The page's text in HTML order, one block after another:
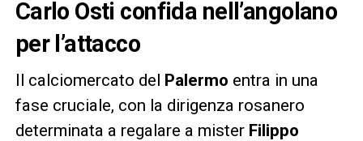
Carlo Osti confida nell’angolano
per l’attacco
Il calciomercato del Palermo entra in una
fase cruciale, con la dirigenza rosanero
determinata a regalare a mister Filippo